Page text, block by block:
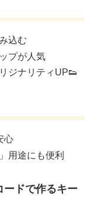
込む
プが人気
ジナリティUP👟
心
用途にも便利
ドで作るキー